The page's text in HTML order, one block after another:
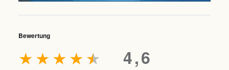
Bewertung
4,6
★
★
★
★
★